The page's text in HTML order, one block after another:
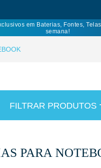
em Baterias, Fontes,
semana!
FILTRAR PRODUTOS
PARA